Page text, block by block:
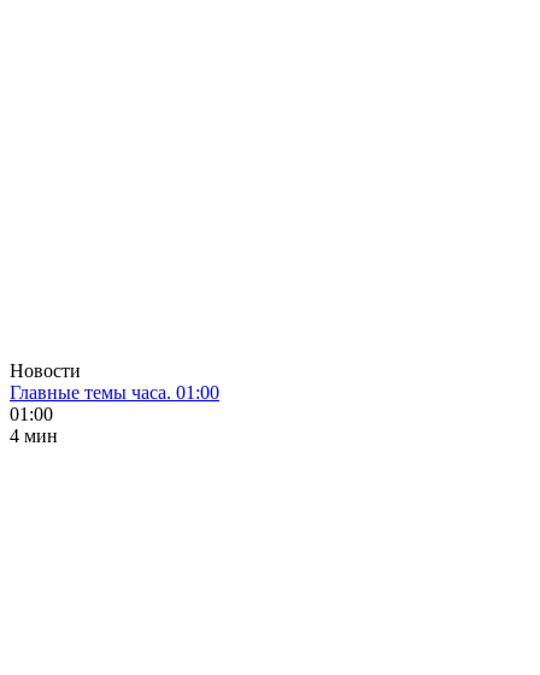
Новости
Главные темы часа. 01:00
01:00
4 мин